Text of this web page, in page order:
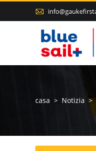

casa > Notizia >